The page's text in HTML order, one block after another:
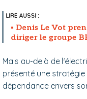
Denis Le Vot
diriger le groupe
Mais au-delà de
présenté une
dépendance envers